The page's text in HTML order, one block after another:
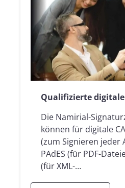
Qualifizierte
Die Namirial-
können für digitale
(zum Signieren jeder
PAdES (für PDF-
(für XML-…